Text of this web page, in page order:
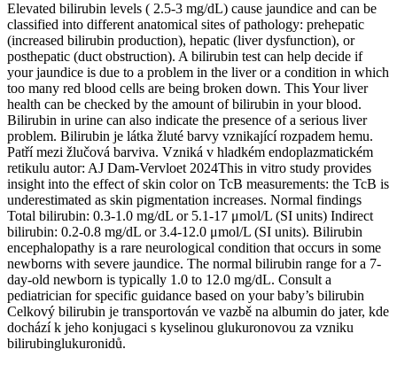
Elevated bilirubin levels ( 2.5-3 mg/dL) cause jaundice and can be
classified into different anatomical sites of pathology: prehepatic
(increased bilirubin production), hepatic (liver dysfunction), or
posthepatic (duct obstruction). A bilirubin test can help decide if
your jaundice is due to a problem in the liver or a condition in which
too many red blood cells are being broken down. This Your liver
health can be checked by the amount of bilirubin in your blood.
Bilirubin in urine can also indicate the presence of a serious liver
problem. Bilirubin je látka žluté barvy vznikající rozpadem hemu.
Patří mezi žlučová barviva. Vzniká v hladkém endoplazmatickém
retikulu autor: AJ Dam-Vervloet 2024This in vitro study provides
insight into the effect of skin color on TcB measurements: the TcB is
underestimated as skin pigmentation increases. Normal findings
Total bilirubin: 0.3-1.0 mg/dL or 5.1-17 μmol/L (SI units) Indirect
bilirubin: 0.2-0.8 mg/dL or 3.4-12.0 μmol/L (SI units). Bilirubin
encephalopathy is a rare neurological condition that occurs in some
newborns with severe jaundice. The normal bilirubin range for a 7-
day-old newborn is typically 1.0 to 12.0 mg/dL. Consult a
pediatrician for specific guidance based on your baby’s bilirubin
Celkový bilirubin je transportován ve vazbě na albumin do jater, kde
dochází k jeho konjugaci s kyselinou glukuronovou za vzniku
bilirubinglukuronidů.